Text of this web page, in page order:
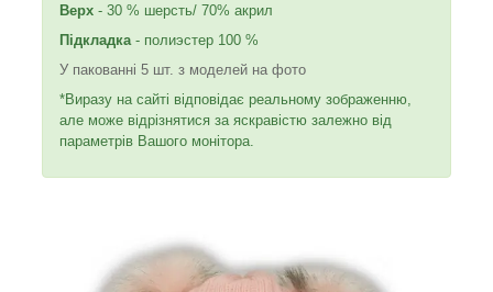
Верх - 30 % шерсть/ 70% акрил
Підкладка - полиэстер 100 %
У пакованні 5 шт. з моделей на фото
*Виразу на сайті відповідає реальному зображенню,
але може відрізнятися за яскравістю залежно від
параметрів Вашого монітора.